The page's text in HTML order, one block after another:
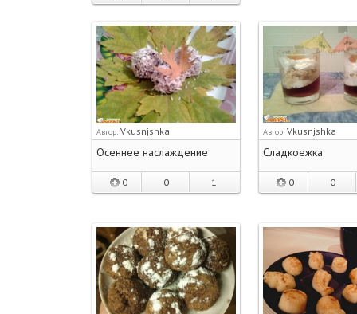
Автор: Vkusnjshka
Осеннее наслаждение
0 0 1
Автор: Vkusnjshka
Сладкоежка
0 0